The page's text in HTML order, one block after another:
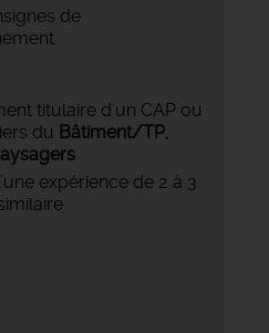
de
titulaire d'un CAP ou
du Bâtiment/TP,
expérience de 2 à 3